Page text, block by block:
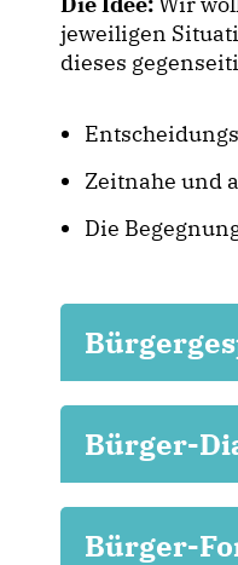
jeweiligen
dieses
Zeitnahe und
Die
Bürger-
Bürger-